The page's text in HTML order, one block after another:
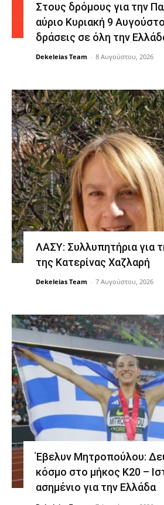
Στους δρόμους για την
αύριο Κυριακή 9
δράσεις σε όλη την
Dekeleias Team - 8 Αυγούστου, 2026
ΛΑΣΥ: Συλλυπητήρια για
της Κατερίνας Χαζλαρή
Dekeleias Team - 7 Αυγούστου, 2026
Έβελυν Μητροπούλου:
κόσμο στο μήκος Κ20 –
ασημένιο για την Ελλάδα